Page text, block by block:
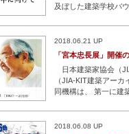
及ぼした建築学校バ
9月14日（金）…続き
2018.06.21 UP
「宮本忠長展」開催
日本建築家協会（
（JIA-KIT建築アー
同機構は、 第一に建
めの支援を行うこ…続
2018.06.08 UP